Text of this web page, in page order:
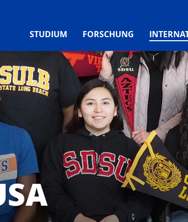
STUDIUM FORSCHUNG